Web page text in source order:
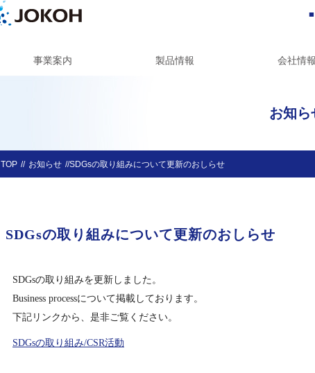
事業案内 製品情報 会社情報
お知ら
TOP お知らせ SDGsの取り組みについて更新のおしらせ
SDGsの取り組みについて更新のおしらせ
SDGsの取り組みを更新しました。
Business processについて掲載しております。
下記リンクから、是非ご覧ください。
SDGsの取り組み/CSR活動